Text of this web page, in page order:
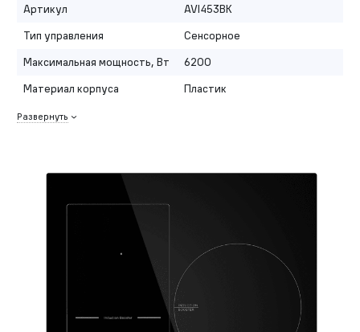
Артикул
AVI453BK
Тип управления
Сенсорное
Максимальная мощность, Вт
6200
Материал корпуса
Пластик
Развернуть